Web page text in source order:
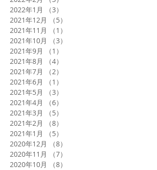
2022年1月
（3）
2021年12月
（5）
2021年11月
（1）
2021年10月
（3）
2021年9月
（1）
2021年8月
（4）
2021年7月
（2）
2021年6月
（1）
2021年5月
（3）
2021年4月
（6）
2021年3月
（5）
2021年2月
（8）
2021年1月
（5）
2020年12月
（8）
2020年11月
（7）
2020年10月
（8）